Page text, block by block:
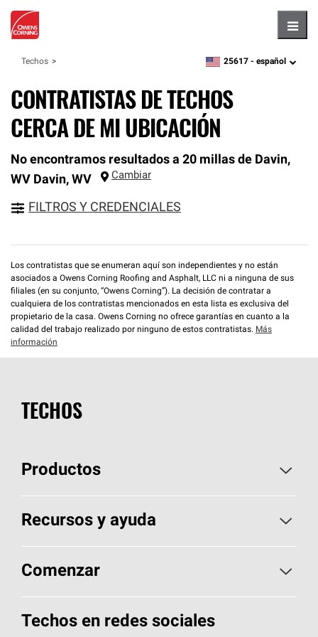
Techos zipcode, language
25617 - español
CONTRATISTAS DE TECHOS
CERCA DE MI UBICACIÓN
No encontramos resultados a 20 millas de Davin,
WV Davin, WV Cambiar
FILTROS Y CREDENCIALES
Los contratistas que se enumeran aquí son independientes y no están
asociados a Owens Corning Roofing and Asphalt, LLC ni a ninguna de sus
filiales (en su conjunto, “Owens Corning”). La decisión de contratar a
cualquiera de los contratistas mencionados en esta lista es exclusiva del
propietario de la casa. Owens Corning no ofrece garantías en cuanto a la
calidad del trabajo realizado por ninguno de estos contratistas. Más
información
TECHOS
Productos
Elija sus tejas
Encuentre un contratista
Componentes para techos
Recursos y ayuda
Aspectos básicos sobre techos
Herramientas de diseño y color
Comenzar
Llame al 1-800-GET-PINK®
Techos en redes sociales